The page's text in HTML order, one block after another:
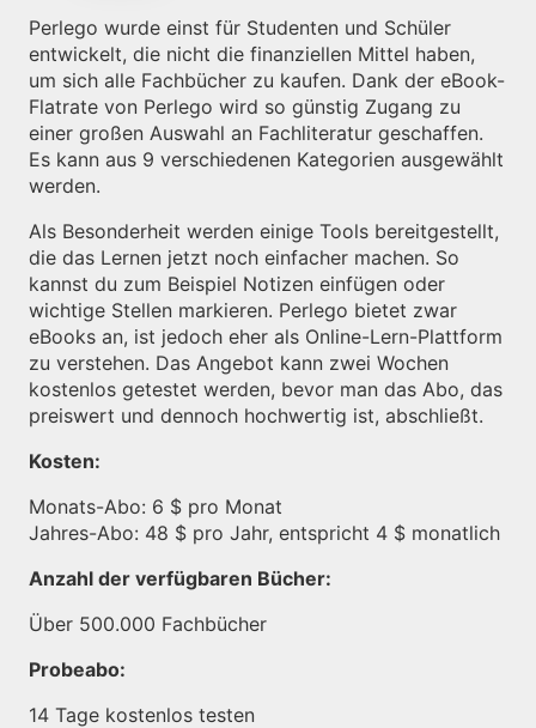
Perlego wurde einst für Studenten und Schüler
entwickelt, die nicht die finanziellen Mittel haben,
um sich alle Fachbücher zu kaufen. Dank der eBook-
Flatrate von Perlego wird so günstig Zugang zu
einer großen Auswahl an Fachliteratur geschaffen.
Es kann aus 9 verschiedenen Kategorien ausgewählt
werden.
Als Besonderheit werden einige Tools bereitgestellt,
die das Lernen jetzt noch einfacher machen. So
kannst du zum Beispiel Notizen einfügen oder
wichtige Stellen markieren. Perlego bietet zwar
eBooks an, ist jedoch eher als Online-Lern-Plattform
zu verstehen. Das Angebot kann zwei Wochen
kostenlos getestet werden, bevor man das Abo, das
preiswert und dennoch hochwertig ist, abschließt.
Kosten:
Monats-Abo: 6 $ pro Monat
Jahres-Abo: 48 $ pro Jahr, entspricht 4 $ monatlich
Anzahl der verfügbaren Bücher:
Über 500.000 Fachbücher
Probeabo:
14 Tage kostenlos testen